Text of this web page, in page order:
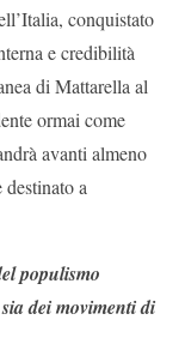
conquistato
e credibilità
di Mattarella al
ormai come
avanti almeno
a
populismo
dei movimenti di